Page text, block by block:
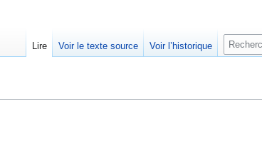
Lire Voir le texte source Voir l’historique
R
e
e